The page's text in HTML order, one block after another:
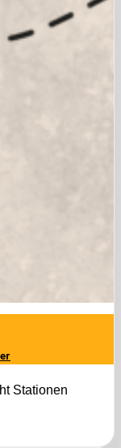
Stationen